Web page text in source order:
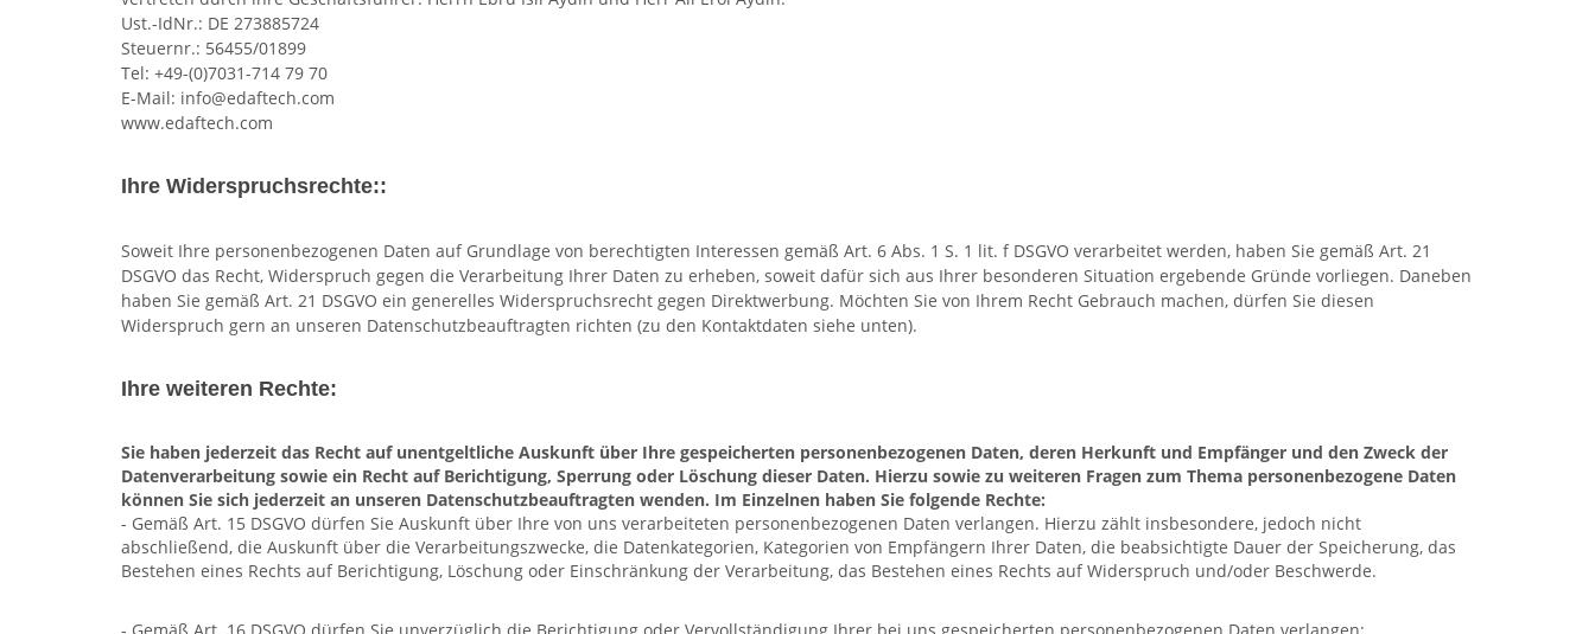
Ust.-IdNr.: DE 273885724
Steuernr.: 56455/01899
Tel: +49-(0)7031-714 79 70
E-Mail: info@edaftech.com
www.edaftech.com
Ihre Widerspruchsrechte::
Soweit Ihre personenbezogenen Daten auf Grundlage von berechtigten Interessen gemäß Art. 6 Abs. 1 S. 1 lit. f DSGVO verarbeitet werden, haben Sie gemäß Art. 21
DSGVO das Recht, Widerspruch gegen die Verarbeitung Ihrer Daten zu erheben, soweit dafür sich aus Ihrer besonderen Situation ergebende Gründe vorliegen. Daneben
haben Sie gemäß Art. 21 DSGVO ein generelles Widerspruchsrecht gegen Direktwerbung. Möchten Sie von Ihrem Recht Gebrauch machen, dürfen Sie diesen
Widerspruch gern an unseren Datenschutzbeauftragten richten (zu den Kontaktdaten siehe unten).
Ihre weiteren Rechte:
Sie haben jederzeit das Recht auf unentgeltliche Auskunft über Ihre gespeicherten personenbezogenen Daten, deren Herkunft und Empfänger und den Zweck der
Datenverarbeitung sowie ein Recht auf Berichtigung, Sperrung oder Löschung dieser Daten. Hierzu sowie zu weiteren Fragen zum Thema personenbezogene Daten
können Sie sich jederzeit an unseren Datenschutzbeauftragten wenden. Im Einzelnen haben Sie folgende Rechte:
- Gemäß Art. 15 DSGVO dürfen Sie Auskunft über Ihre von uns verarbeiteten personenbezogenen Daten verlangen. Hierzu zählt insbesondere, jedoch nicht
abschließend, die Auskunft über die Verarbeitungszwecke, die Datenkategorien, Kategorien von Empfängern Ihrer Daten, die beabsichtigte Dauer der Speicherung, das
Bestehen eines Rechts auf Berichtigung, Löschung oder Einschränkung der Verarbeitung, das Bestehen eines Rechts auf Widerspruch und/oder Beschwerde.